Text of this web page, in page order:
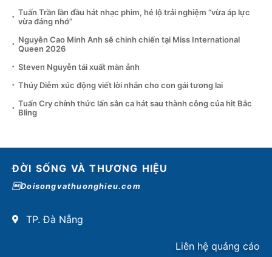
Tuấn Trần lần đầu hát nhạc phim, hé lộ trải nghiệm “vừa áp lực
vừa đáng nhớ”
Nguyễn Cao Minh Anh sẽ chinh chiến tại Miss International
Queen 2026
Steven Nguyễn tái xuất màn ảnh
Thúy Diễm xúc động viết lời nhắn cho con gái tương lai
Tuấn Cry chính thức lấn sân ca hát sau thành công của hit Bắc
Bling
ĐỜI SỐNG VÀ THƯƠNG HIỆU
Doisongvathuonghieu.com
TP. Đà Nẵng
Liên hệ quảng cáo